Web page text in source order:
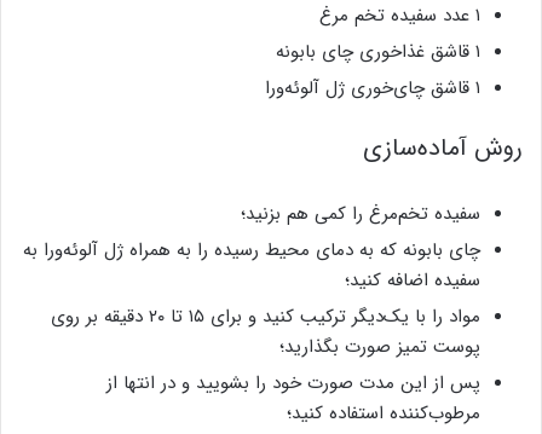
۱ عدد سفیده تخم مرغ
۱ قاشق غذاخوری چای بابونه
۱ قاشق چای‌خوری ژل آلوئه‌ورا
روش آماده‌سازی
سفیده تخم‌مرغ را کمی هم بزنید؛
چای بابونه که به دمای محیط رسیده را به همراه ژل آلوئه‌ورا به
سفیده اضافه کنید؛
مواد را با یک‌دیگر ترکیب کنید و برای ۱۵ تا ۲۰ دقیقه بر روی
پوست تمیز صورت بگذارید؛
پس از این مدت صورت خود را بشویید و در انتها از
مرطوب‌کننده استفاده کنید؛